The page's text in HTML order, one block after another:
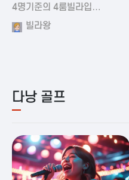
4명기준의 4룸빌라입…
빌라왕
다낭 골프